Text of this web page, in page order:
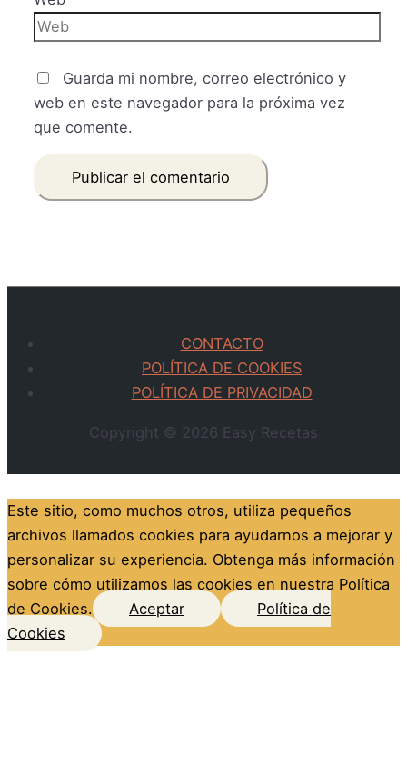
Guarda mi nombre, correo electrónico y
web en este navegador para la próxima vez
que comente.
CONTACTO
POLÍTICA DE COOKIES
POLÍTICA DE PRIVACIDAD
Copyright © 2026 Easy Recetas
Este sitio, como muchos otros, utiliza pequeños
archivos llamados cookies para ayudarnos a mejorar y
personalizar su experiencia. Obtenga más información
sobre cómo utilizamos las cookies en nuestra Política
de Cookies.
Aceptar
Política de
Cookies